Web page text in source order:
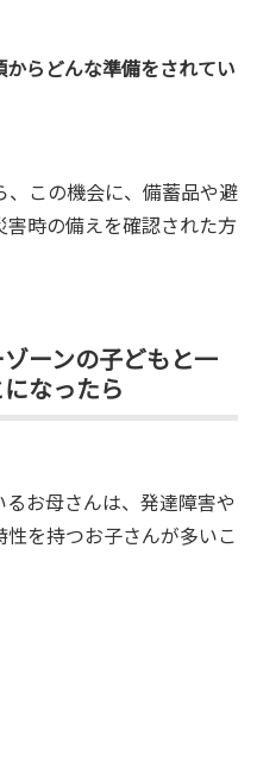
らどんな準備をされてい
、この機会に、備蓄品や避
時の備えを確認された方
ーンの子どもと一
なったら
お母さんは、発達障害や
を持つお子さんが多いこ